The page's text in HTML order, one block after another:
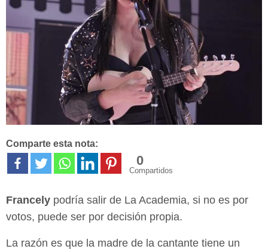
Comparte esta nota:
0
Compartidos
Francely podría salir de La Academia, si no es por
votos, puede ser por decisión propia.
La razón es que la madre de la cantante tiene un